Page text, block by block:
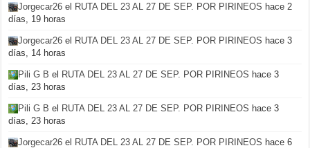
Jorgecar26 el RUTA DEL 23 AL 27 DE SEP. POR PIRINEOS hace 2
días, 19 horas
Jorgecar26 el RUTA DEL 23 AL 27 DE SEP. POR PIRINEOS hace 3
días, 14 horas
Pili G B el RUTA DEL 23 AL 27 DE SEP. POR PIRINEOS hace 3
días, 23 horas
Pili G B el RUTA DEL 23 AL 27 DE SEP. POR PIRINEOS hace 3
días, 23 horas
Jorgecar26 el RUTA DEL 23 AL 27 DE SEP. POR PIRINEOS hace 6